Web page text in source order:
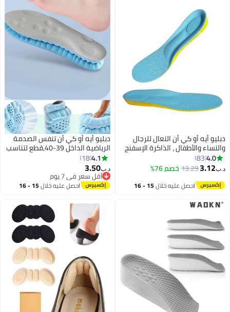
أيه أو كي أن النعال للرجال
والأطفال ، الذاكرة الإسفنج
، النعال الرياضية مريحة
الصدمات وتخفيف آلام
، قوس دعم النعال اللفافة
( ق 34-37 ) .
4.0
83
3.12
13.29خصم 76%
احصل عليه خلال 15 - 16
دبليو أيه أو كي أن تنفس الصدمة
الرياضية الداخل 39-40,قطع لتناسب
وسادة الأحذية, ممتصة للعرق,
الوقوف لساعات طويلة دون التعب,
الداخل مريحة تخفيف من آلام القدم
و ضغط آلام وسادة للنساء والرجال,
4.1
18
د.ب‏3.50
أقل سعر في 7 يوم
أقل سعر في 7 يوماحصل عليه خلال 15 - 16